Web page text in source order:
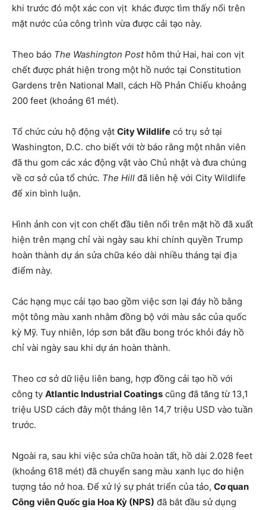
khi trước đó một xác con vịt khác được tìm thấy nổi trên
mặt nước của công trình vừa được cải tạo này.
Theo báo The Washington Posthôm thứ Hai, hai con vịt
chết được phát hiện trong một hồ nước tại Constitution
Gardens trên National Mall, cách Hồ Phản Chiếu khoảng
200 feet (khoảng 61 mét).
Tổ chức cứu hộ động vật City Wildlife có trụ sở tại
Washington, D.C. cho biết với tờ báo rằng một nhân viên
đã thu gom các xác động vật vào Chủ nhật và đưa chúng
về cơ sở của tổ chức. The Hill đã liên hệ với City Wildlife
để xin bình luận.
Hình ảnh con vịt con chết đầu tiên nổi trên mặt hồ đã xuất
hiện trên mạng chỉ vài ngày sau khi chính quyền Trump
hoàn thành dự án sửa chữa kéo dài nhiều tháng tại địa
điểm này.
Các hạng mục cải tạo bao gồm việc sơn lại đáy hồ bằng
một tông màu xanh nhằm đồng bộ với màu sắc của quốc
kỳ Mỹ. Tuy nhiên, lớp sơn bắt đầu bong tróc khỏi đáy hồ
chỉ vài ngày sau khi dự án hoàn thành.
Theo cơ sở dữ liệu liên bang, hợp đồng cải tạo hồ với
công ty Atlantic Industrial Coatings cũng đã tăng từ 13,1
triệu USD cách đây một tháng lên 14,7 triệu USD vào tuần
trước.
Ngoài ra, sau khi việc sửa chữa hoàn tất, hồ dài 2.028 feet
(khoảng 618 mét) đã chuyển sang màu xanh lục do hiện
tượng tảo nở hoa. Để xử lý sự phát triển của tảo, Cơ quan
Công viên Quốc gia Hoa Kỳ (NPS) đã bắt đầu sử dụng